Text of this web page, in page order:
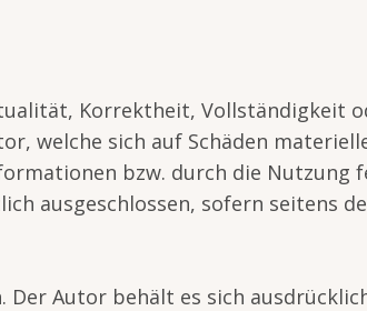
Korrektheit, Vollständigkeit
welche sich auf Schäden
bzw. durch die Nutzung
ausgeschlossen, sofern seitens
Autor behält es sich